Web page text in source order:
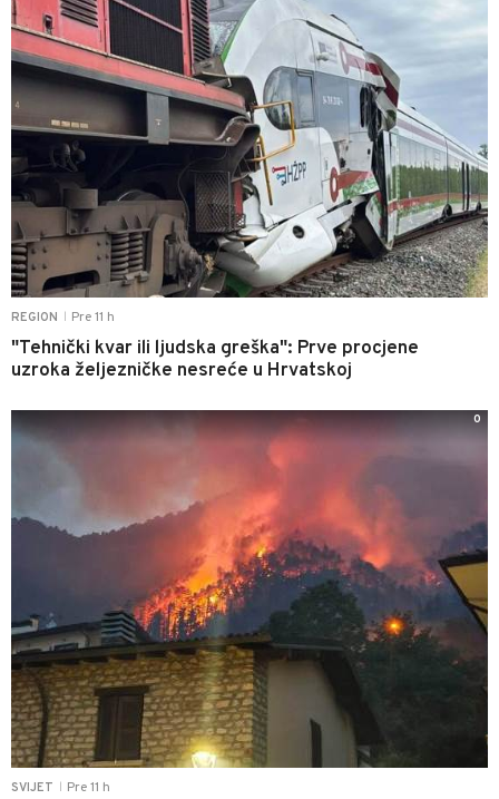
REGION Pre 11 h
"Tehnički kvar ili ljudska greška": Prve procjene
uzroka željezničke nesreće u Hrvatskoj
SVIJET Pre 11 h
0